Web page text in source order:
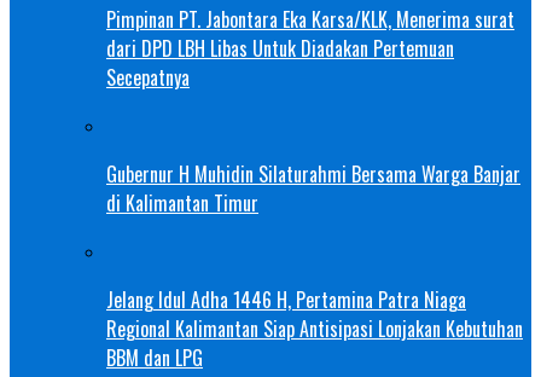
Pimpinan PT. Jabontara Eka Karsa/KLK, Menerima surat
dari DPD LBH Libas Untuk Diadakan Pertemuan
Secepatnya
Gubernur H Muhidin Silaturahmi Bersama Warga Banjar
di Kalimantan Timur
Jelang Idul Adha 1446 H, Pertamina Patra Niaga
Regional Kalimantan Siap Antisipasi Lonjakan Kebutuhan
BBM dan LPG